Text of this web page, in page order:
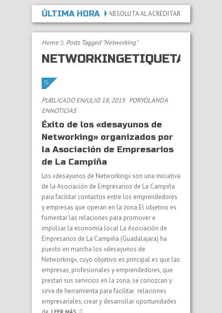
ÚLTIMA HORA
LA INCAPACIDAD PERMANENTE ABSOLUTA AL ACREDITAR QUE LAS
Home Posts Tagged "Networking"
NETWORKINGETIQUETA
PUBLICADO ENJULIO 18, 2019 PORYOLANDA
ENNOTICIAS
Éxito de los «desayunos de
Networking» organizados por
la Asociación de Empresarios
de La Campiña
Los «desayunos de Networking» son una iniciativa
de la Asociación de Empresarios de La Campiña
para facilitar contactos entre los emprendedores
y empresas que operan en la zona El objetivo es
fomentar las relaciones para promover e
impulsar la economía local La Asociación de
Empresarios de La Campiña (Guadalajara) ha
puesto en marcha los «desayunos de
Networking», cuyo objetivo es principal es que las
empresas, profesionales y emprendedores, que
prestan sus servicios en la zona, se conozcan y
sirva de herramienta para facilitar relaciones
empresariales, crear y desarrollar oportunidades